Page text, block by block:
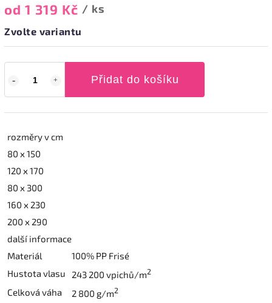
od 1 319 Kč / ks
Zvolte variantu
Přidat do košíku
rozměry v cm
80 x 150
120 x 170
80 x 300
160 x 230
200 x 290
další informace
Materiál
100% PP Frisé
Hustota vlasu
243 200 vpichů/m2
Celková váha 2 800 g/m2